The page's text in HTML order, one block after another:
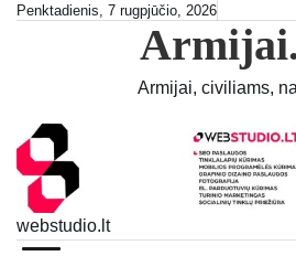
SkipPenktadienis, 7 rugpjūčio, 2026
Armijai, civiliams,
webstudio.lt